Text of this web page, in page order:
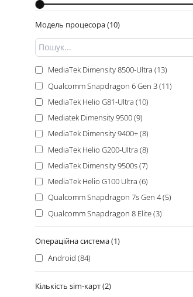
Модель процесора (10)
MediaTek Dimensity 8500-Ultra (13)
Qualcomm Snapdragon 6 Gen 3 (11)
MediaTek Helio G81-Ultra (10)
Mediatek Dimensity 9500 (9)
MediaTek Dimensity 9400+ (8)
MediaTek Helio G200-Ultra (8)
MediaTek Dimensity 9500s (7)
MediaTek Helio G100 Ultra (6)
Qualcomm Snapdragon 7s Gen 4 (5)
Qualcomm Snapdragon 8 Elite (3)
Операційна система (1)
Android (84)
Кількість sim-карт (2)